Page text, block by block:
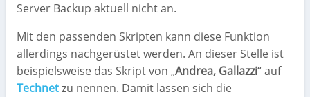
Server Backup aktuell nicht an.
Mit den passenden Skripten kann diese Funktion
allerdings nachgerüstet werden. An dieser Stelle ist
beispielsweise das Skript von „Andrea, Gallazzi“ auf
Technetzu nennen. Damit lassen sich die